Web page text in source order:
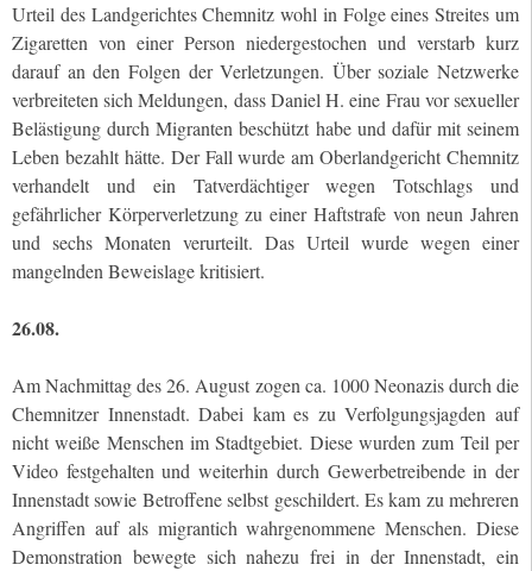
Urteil des Landgerichtes Chemnitz wohl in Folge eines Streites um
Zigaretten von einer Person niedergestochen und verstarb kurz
darauf an den Folgen der Verletzungen. Über soziale Netzwerke
verbreiteten sich Meldungen, dass Daniel H. eine Frau vor sexueller
Belästigung durch Migranten beschützt habe und dafür mit seinem
Leben bezahlt hätte. Der Fall wurde am Oberlandgericht Chemnitz
verhandelt und ein Tatverdächtiger wegen Totschlags und
gefährlicher Körperverletzung zu einer Haftstrafe von neun Jahren
und sechs Monaten verurteilt. Das Urteil wurde wegen einer
mangelnden Beweislage kritisiert.
26.08.
Am Nachmittag des 26. August zogen ca. 1000 Neonazis durch die
Chemnitzer Innenstadt. Dabei kam es zu Verfolgungsjagden auf
nicht weiße Menschen im Stadtgebiet. Diese wurden zum Teil per
Video festgehalten und weiterhin durch Gewerbetreibende in der
Innenstadt sowie Betroffene selbst geschildert. Es kam zu mehreren
Angriffen auf als migrantich wahrgenommene Menschen. Diese
Demonstration bewegte sich nahezu frei in der Innenstadt, ein